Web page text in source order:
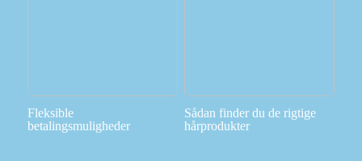
Fleksible
betalingsmuligheder
Sådan finder du de rigtige
hårprodukter